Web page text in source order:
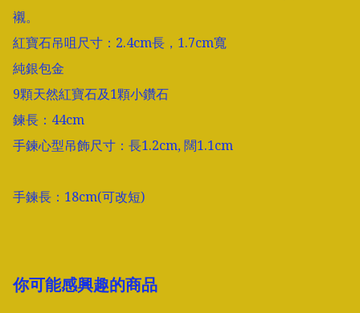
襯。
紅寶石吊咀尺寸：2.4cm長，1.7cm寬
純銀包金
9顆天然紅寶石及1顆小鑽石
鍊長：44cm
手鍊心型吊飾尺寸：長1.2cm, 闊1.1cm
你可能感興趣的商品